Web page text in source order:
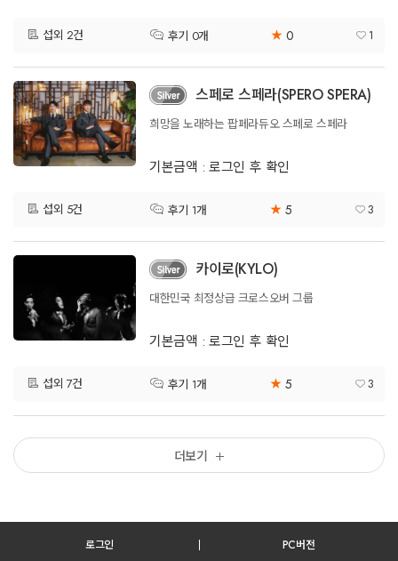
섭외 2건 후기 0개 ★ 0 1
스페로 스페라(SPERO SPERA)
희망을 노래하는 팝페라듀오 스페로 스페라
기본금액 : 로그인 후 확인
섭외 5건 후기 1개 ★ 5 3
카이로(KYLO)
대한민국 최정상급 크로스오버 그룹
기본금액 : 로그인 후 확인
섭외 7건 후기 1개 ★ 5 3
더보기
로그인 PC버전